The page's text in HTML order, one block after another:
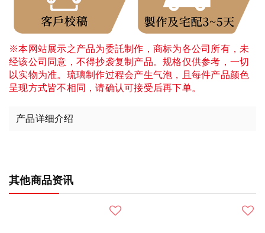
※本网站展示之产品为委託制作，商标为各公司所有，未
经该公司同意，不得抄袭复制产品。规格仅供参考，一切
以实物为准。琉璃制作过程会产生气泡，且每件产品颜色
呈现方式皆不相同，请确认可接受后再下单。
产品详细介绍
其他商品资讯